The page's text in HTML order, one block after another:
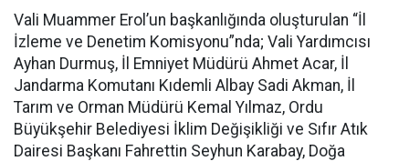
Vali Muammer Erol’un başkanlığında oluşturulan “İl
İzleme ve Denetim Komisyonu”nda; Vali Yardımcısı
Ayhan Durmuş, İl Emniyet Müdürü Ahmet Acar, İl
Jandarma Komutanı Kıdemli Albay Sadi Akman, İl
Tarım ve Orman Müdürü Kemal Yılmaz, Ordu
Büyükşehir Belediyesi İklim Değişikliği ve Sıfır Atık
Dairesi Başkanı Fahrettin Seyhun Karabay, Doğa